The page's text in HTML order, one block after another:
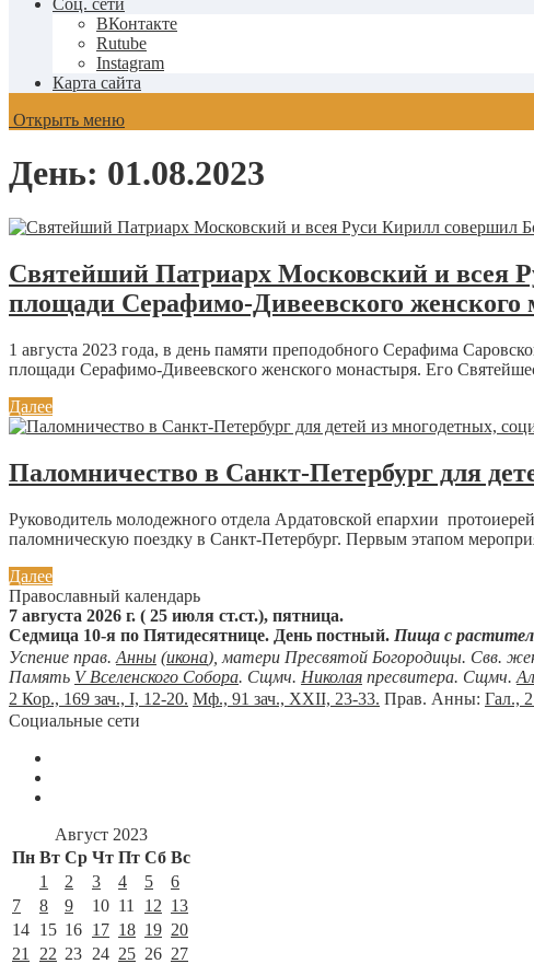
Соц. сети
ВКонтакте
Rutube
Instagram
Карта сайта
Открыть меню
День: 01.08.2023
Святейший Патриарх Московский и всея
площади Серафимо-Дивеевского женского
1 августа 2023 года, в день памяти преподобного Серафима
площади Серафимо-Дивеевского женского монастыря. Его
Далее
Паломничество в Санкт-Петербург для
Руководитель молодежного отдела Ардатовской епархии
паломническую поездку в Санкт-Петербург. Первым этапом
Далее
Православный календарь
7 августа 2026 г. ( 25 июля ст.ст.), пятница.
Седмица 10-я по Пятидесятнице. День постный. Пища с
Успение прав. Анны (икона), матери Пресвятой Богородицы. Свв.
Память V Вселенского Собора. Сщмч. Николая пресвитера. Сщмч.
2 Кор., 169 зач., I, 12-20. Мф., 91 зач., XXII, 23-33. Прав. Анны: Гал.,
Социальные сети
Август 2023
Пн Вт Ср Чт Пт Сб Вс
1
2 3 4 5
6
7
8 9 10 11 12 13
14 15 16 17 18 19 20
21
22 23 24 25 26 27